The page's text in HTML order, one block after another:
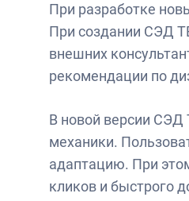
При разработке
При создании СЭД
внешних
рекомендации по
В новой версии
механики.
адаптацию. При
кликов и быстрого